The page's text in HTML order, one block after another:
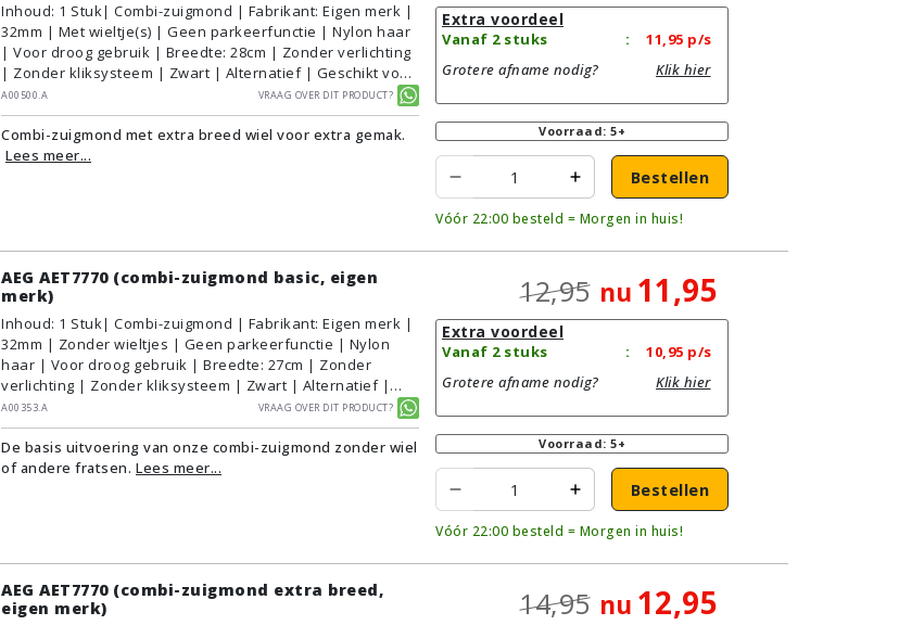
Inhoud: 1 Stuk| Combi-zuigmond | Fabrikant: Eigen merk |
32mm | Met wieltje(s) | Geen parkeerfunctie | Nylon haar
| Voor droog gebruik | Breedte: 28cm | Zonder verlichting
| Zonder kliksysteem | Zwart | Alternatief | Geschikt voor
vloertype: Plavuizen/Tegels, Parket/Laminaat, PVC/Vinyl,
Tapijt/Vloerbedekking
A00500.A Vraag over dit product?
Combi-zuigmond met extra breed wiel voor extra gemak.
Lees meer...
Extra voordeel
Vanaf 2 stuks : 11,95 p/s
Grotere afname nodig?
Klik hier
Voorraad: 5+
Bestellen
Vóór 22:00 besteld = Morgen in huis!
AEG AET7770 (combi-zuigmond basic, eigen
merk)
Inhoud: 1 Stuk| Combi-zuigmond | Fabrikant: Eigen merk |
32mm | Zonder wieltjes | Geen parkeerfunctie | Nylon
haar | Voor droog gebruik | Breedte: 27cm | Zonder
verlichting | Zonder kliksysteem | Zwart | Alternatief |
Geschikt voor vloertype: Plavuizen/Tegels,
Parket/Laminaat, PVC/Vinyl, Tapijt/Vloerbedekking
A00353.A Vraag over dit product?
De basis uitvoering van onze combi-zuigmond zonder wiel
of andere fratsen. Lees meer...
12,95 nu 11,95
Extra voordeel
Vanaf 2 stuks : 10,95 p/s
Grotere afname nodig?
Klik hier
Voorraad: 5+
Bestellen
Vóór 22:00 besteld = Morgen in huis!
AEG AET7770 (combi-zuigmond extra breed,
eigen merk)
14,95 nu 12,95